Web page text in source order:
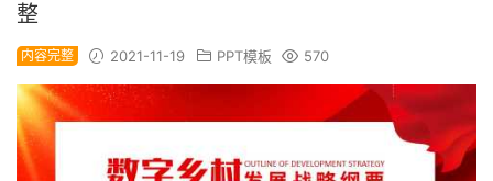
整
内容完整 2021-11-19 PPT模板 570